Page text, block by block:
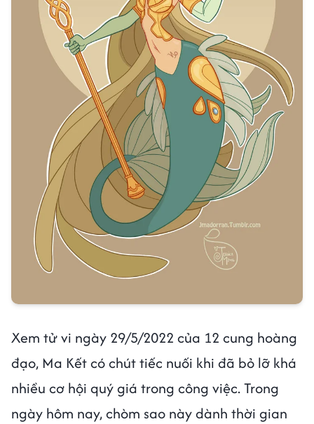
Xem tử vi ngày 29/5/2022 của 12 cung hoàng
đạo, Ma Kết có chút tiếc nuối khi đã bỏ lỡ khá
nhiều cơ hội quý giá trong công việc. Trong
ngày hôm nay, chòm sao này dành thời gian